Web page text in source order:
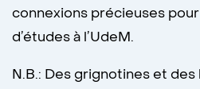
connexions précieuses
d’études à l’UdeM.
N.B.: Des grignotines et